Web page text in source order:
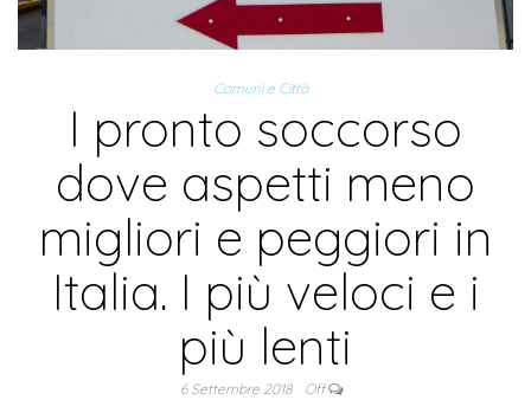
Comuni e Città
I pronto soccorso
dove aspetti meno
migliori e peggiori in
Italia. I più veloci e i
più lenti
6 Settembre 2018 Off